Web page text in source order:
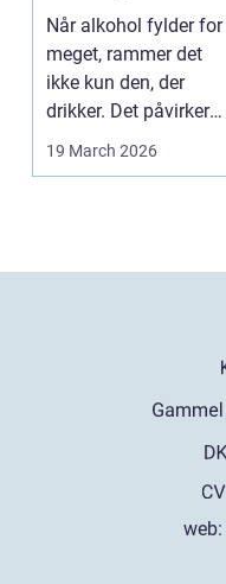
Når alkohol fylder for
meget, rammer det
ikke kun den, der
drikker. Det påvirker
også familie, arbej...
19 March 2026
web: